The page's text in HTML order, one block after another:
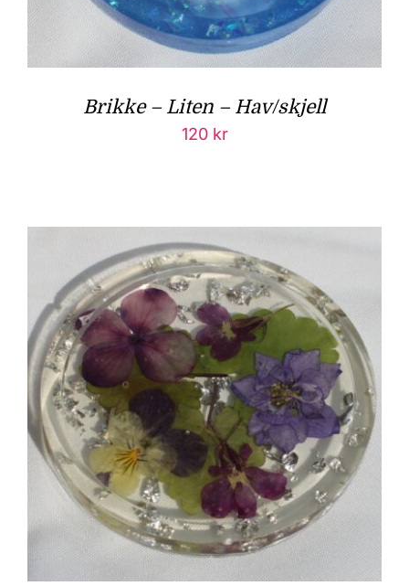
Brikke – Liten – Hav/skjell
120 kr